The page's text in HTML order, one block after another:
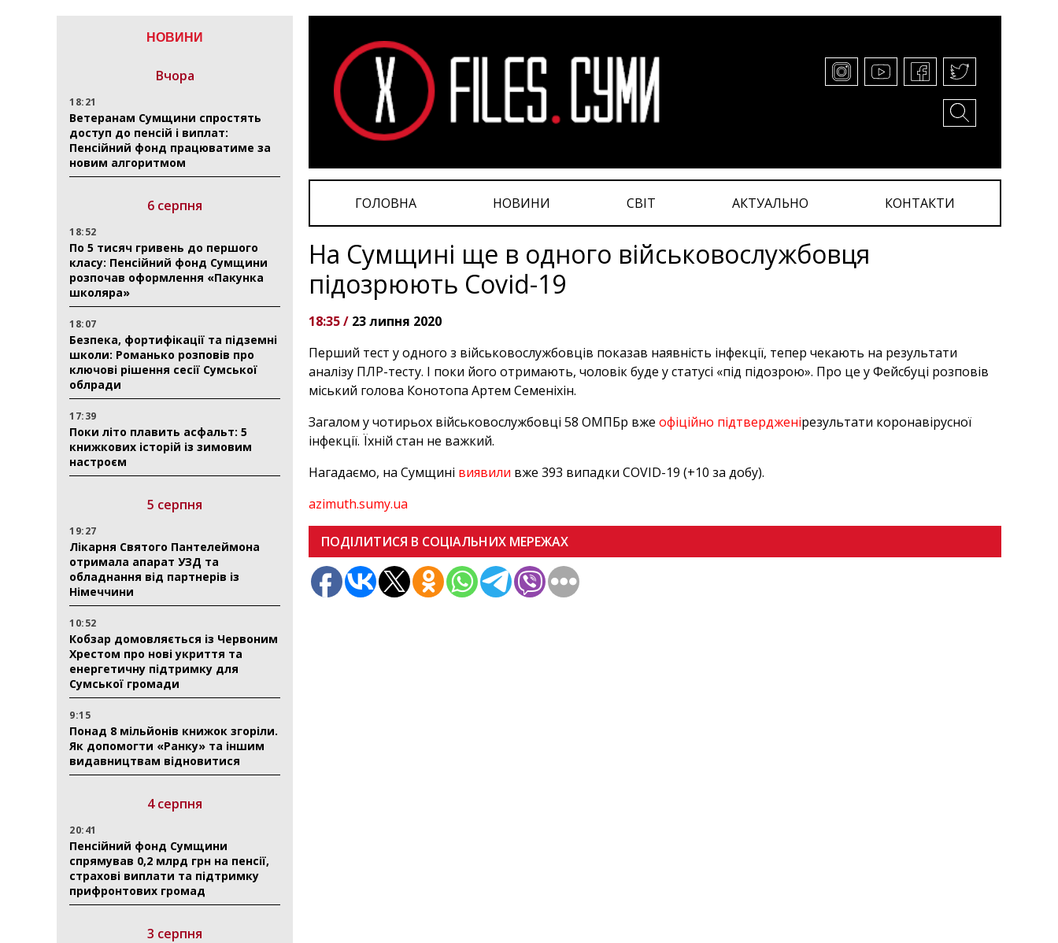
ГОЛОВНА НОВИНИ СВІТ АКТУАЛЬНО КОНТАКТИ
НОВИНИ
Вчора
18:21
Ветеранам Сумщини спростять
доступ до пенсій і виплат:
Пенсійний фонд працюватиме за
новим алгоритмом
6 серпня
18:52
По 5 тисяч гривень до першого
класу: Пенсійний фонд Сумщини
розпочав оформлення «Пакунка
школяра»
18:07
Безпека, фортифікації та підземні
школи: Романько розповів про
ключові рішення сесії Сумської
облради
17:39
Поки літо плавить асфальт: 5
книжкових історій із зимовим
настроєм
5 серпня
19:27
Лікарня Святого Пантелеймона
отримала апарат УЗД та
обладнання від партнерів із
Німеччини
10:52
Кобзар домовляється із Червоним
Хрестом про нові укриття та
енергетичну підтримку для
Сумської громади
9:15
Понад 8 мільйонів книжок згоріли.
Як допомогти «Ранку» та іншим
видавництвам відновитися
4 серпня
20:41
Пенсійний фонд Сумщини
спрямував 0,2 млрд грн на пенсії,
страхові виплати та підтримку
прифронтових громад
3 серпня
На Сумщині ще в одного військовослужбовця
підозрюють Covid-19
18:35 / 23 липня 2020
Перший тест у одного з військовослужбовців показав наявність інфекції, тепер чекають на результати
аналізу ПЛР-тесту. І поки його отримають, чоловік буде у статусі «під підозрою». Про це у Фейсбуці розповів
міський голова Конотопа Артем Семеніхін.
Загалом у чотирьох військовослужбовці 58 ОМПБр вжеофіційно підтвердженірезультати коронавірусної
інфекції. Їхній стан не важкий.
Нагадаємо, на Сумщині виявили вже 393 випадки COVID-19 (+10 за добу).
azimuth.sumy.ua
ПОДІЛИТИСЯ В СОЦІАЛЬНИХ МЕРЕЖАХ